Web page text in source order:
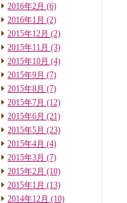
2016年2月 (6)
2016年1月 (2)
2015年12月 (2)
2015年11月 (3)
2015年10月 (4)
2015年9月 (7)
2015年8月 (7)
2015年7月 (12)
2015年6月 (21)
2015年5月 (23)
2015年4月 (4)
2015年3月 (7)
2015年2月 (10)
2015年1月 (13)
2014年12月 (10)